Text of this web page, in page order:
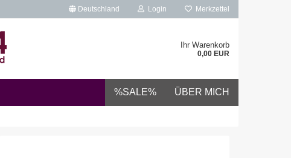
Deutschland Login Merkzettel
Ihr Warenkorb
0,00 EUR
%SALE% ÜBER MICH